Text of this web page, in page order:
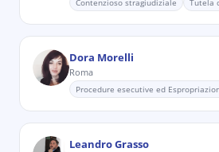
Contenzioso stragiudiziale Tutela
Dora Morelli
Roma
Procedure esecutive ed
Leandro Grasso